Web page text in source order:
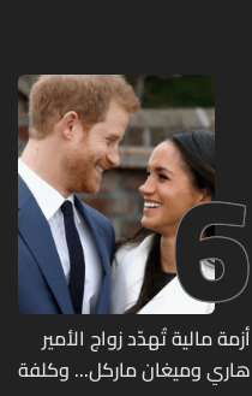
6
أزمة مالية تُهدّد زواج الأمير
هاري وميغان ماركل... وكلفة